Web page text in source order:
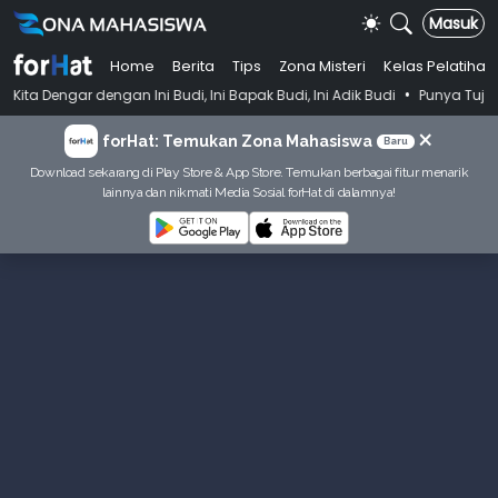
Masuk
Home Berita Tips Zona Misteri
Kelas Pelatihan
Ini Budi, Ini Bapak Budi, Ini Adik Budi • Punya Tujuan Dekatkan
forHat: Temukan Zona Mahasiswa Baru ×
Download sekarang di Play Store & App Store. Temukan berbagai fitur menarik
lainnya dan nikmati Media Sosial forHat di dalamnya!